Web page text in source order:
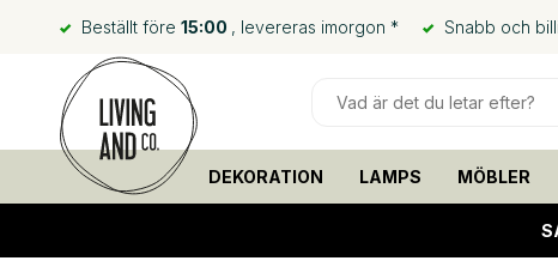
Beställt före 15:00 , levereras imorgon * Snabb och
DEKORATION LAMPS MÖBLER